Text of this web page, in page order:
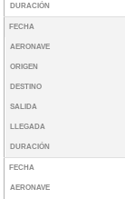
DURACIÓN
FECHA
AERONAVE
ORIGEN
DESTINO
SALIDA
LLEGADA
DURACIÓN
FECHA
AERONAVE